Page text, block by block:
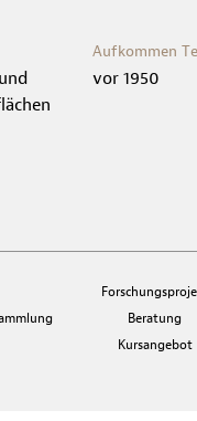
Aufkommen
vor 1950
Beratung
Kursangebot